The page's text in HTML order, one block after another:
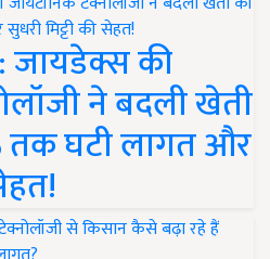
जायडेक्स की
ने बदली खेती
तक घटी लागत और